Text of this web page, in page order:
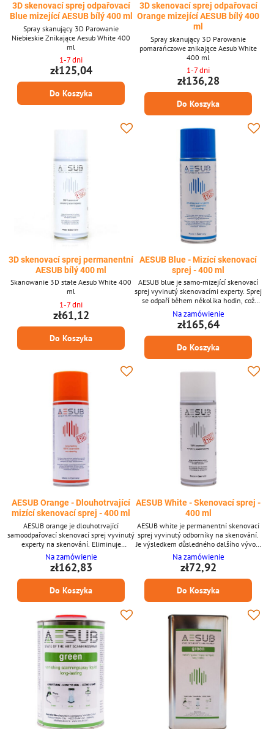
3D skenovací sprej odpařovací
Blue mizející AESUB bílý 400 ml
Spray skanujący 3D Parowanie
Niebieskie Znikające Aesub White 400
ml
1-7 dni
zł125,04
Do Koszyka
3D skenovací sprej odpařovací
Orange mizející AESUB bílý 400
ml
Spray skanujący 3D Parowanie
pomarańczowe znikające Aesub White
400 ml
1-7 dni
zł136,28
Do Koszyka
3D skenovací sprej permanentní
AESUB bílý 400 ml
Skanowanie 3D stałe Aesub White 400
ml
1-7 dni
zł61,12
Do Koszyka
AESUB Blue - Mizící skenovací
sprej - 400 ml
AESUB blue je samo-mizející skenovací
sprej vyvinutý skenovacími experty. Sprej
se odpaří během několika hodin, což
znamená, že po skenování není nutné
žádné čištění. Přednosti: Mizející
špičkový skenovací sprej Není nutné
žádné čištění Tenká a homogenní vrstva
Bez pigmentů Vyvinuto a schváleno
Na zamówienie
zł165,64
Do Koszyka
AESUB Orange - Dlouhotrvající
mizící skenovací sprej - 400 ml
AESUB orange je dlouhotrvající
samoodpařovací skenovací sprej vyvinutý
experty na skenování. Eliminuje
základní aplikační problémy 3D
metrologie, zejména v citlivých
oblastech (laboratoře, výroba atd.) a
chrání zařízení před kontaminací
usazováním pigmentů. Hlavní výhody: *
Odpařující se nejmodernější skenovací
sprej * Dlouhotrvající * Bez nutnosti
čištění * Tenká a homogenní vrstva *
Bez...
Na zamówienie
zł162,83
Do Koszyka
AESUB White - Skenovací sprej -
400 ml
AESUB white je permanentní skenovací
sprej vyvinutý odborníky na skenování.
Je výsledkem důsledného dalšího vývoje
permanentních skenovacích sprejů.
Upozornění: Tento produkt lze expedovat
pouze v rámci Švédska a Německa!
Hlavní vlastnosti: * Permanentní
špičkový skenovací sprej * Bez nanočástic
oxidu titaničitého (TiO2) * Tenká a
schváleno odborníky na skenování
Na zamówienie
zł72,92
Do Koszyka